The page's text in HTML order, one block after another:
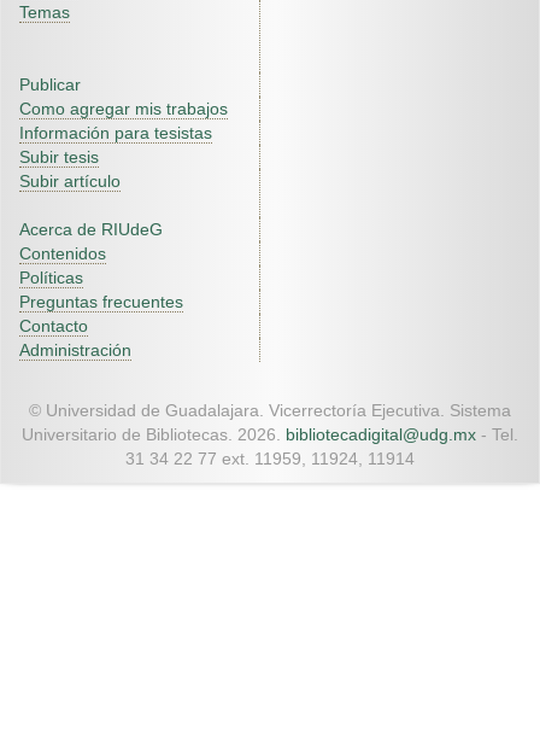
Temas
Publicar
Como agregar mis trabajos
Información para tesistas
Subir tesis
Subir artículo
Acerca de RIUdeG
Contenidos
Políticas
Preguntas frecuentes
Contacto
Administración
© Universidad de Guadalajara. Vicerrectoría Ejecutiva. Sistema
Universitario de Bibliotecas. 2026. bibliotecadigital@udg.mx - Tel.
31 34 22 77 ext. 11959, 11924, 11914